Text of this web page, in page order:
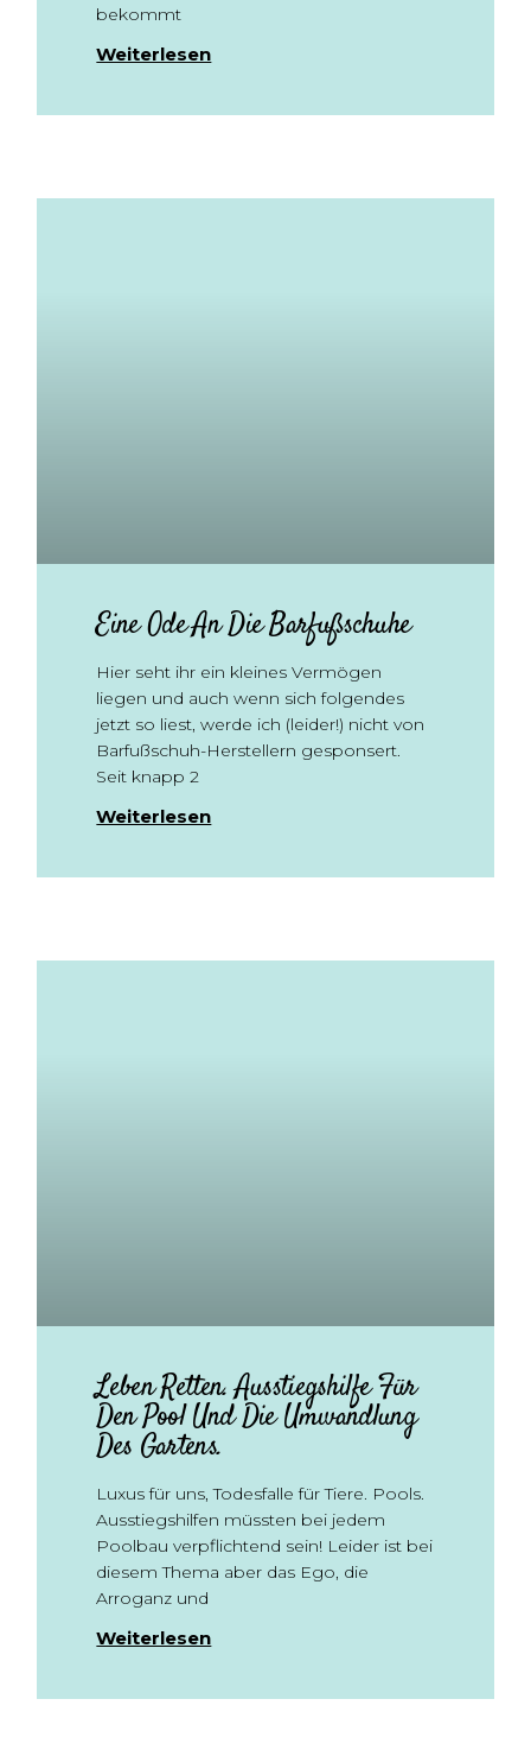
bekommt
Weiterlesen
Eine Ode An Die Barfußschuhe
Hier seht ihr ein kleines Vermögen
liegen und auch wenn sich folgendes
jetzt so liest, werde ich (leider!) nicht von
Barfußschuh-Herstellern gesponsert.
Seit knapp 2
Weiterlesen
Leben Retten. Ausstiegshilfe Für
Den Pool Und Die Umwandlung
Des Gartens.
Luxus für uns, Todesfalle für Tiere. Pools.
Ausstiegshilfen müssten bei jedem
Poolbau verpflichtend sein! Leider ist bei
diesem Thema aber das Ego, die
Arroganz und
Weiterlesen